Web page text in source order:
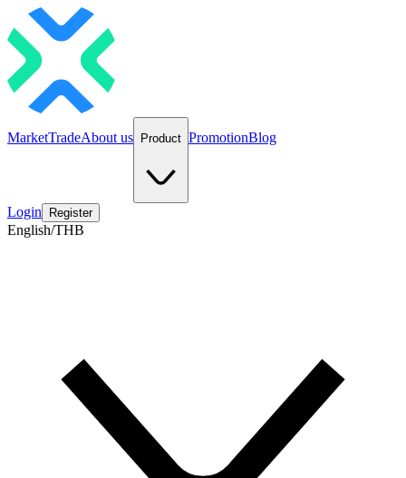
MarketTradeAbout us Product PromotionBlog
Login Register
English/THB